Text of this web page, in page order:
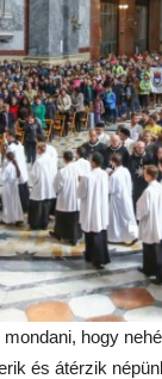
hogy
és átérzik